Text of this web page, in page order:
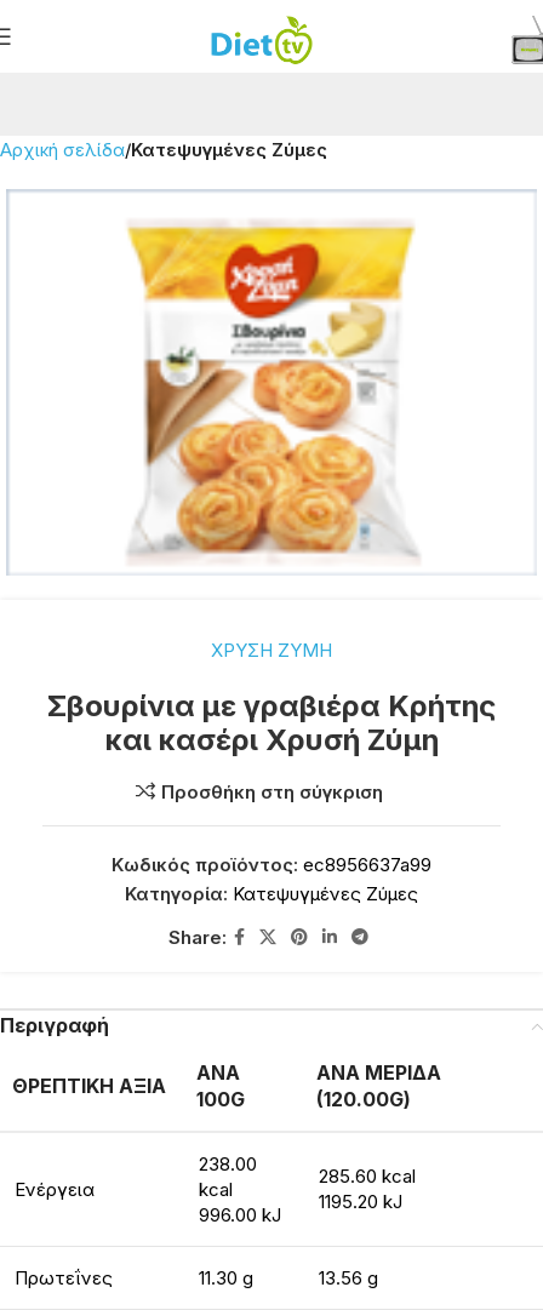
Αρχική σελίδα Κατεψυγμένες Ζύμες
ΧΡΥΣΗ ΖΥΜΗ
Σβουρίνια με γραβιέρα Κρήτης
και κασέρι Χρυσή Ζύμη
Προσθήκη στη σύγκριση
Κωδικός προϊόντος: ec8956637a99
Κατηγορία: Κατεψυγμένες Ζύμες
Share:
Περιγραφή
ΘΡΕΠΤΙΚΗ ΑΞΙΑ
ΑΝΑ
100G
ΑΝΑ ΜΕΡΙΔΑ
(120.00G)
Ενέργεια
238.00
kcal
996.00 kJ
285.60 kcal
1195.20 kJ
Πρωτεΐνες 11.30 g 13.56 g